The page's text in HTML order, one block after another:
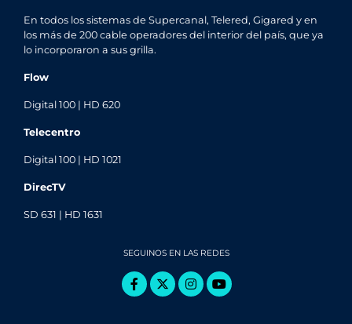
En todos los sistemas de Supercanal, Telered, Gigared y en
los más de 200 cable operadores del interior del país, que ya
lo incorporaron a sus grilla.
Flow
Digital 100 | HD 620
Telecentro
Digital 100 | HD 1021
DirecTV
SD 631 | HD 1631
SEGUINOS EN LAS REDES